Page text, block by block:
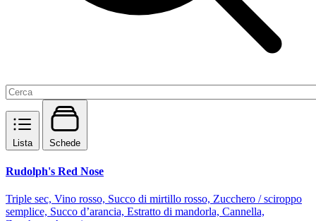
Lista Schede
Rudolph's Red Nose
Triple sec, Vino rosso, Succo di mirtillo rosso, Zucchero / sciroppo
semplice, Succo d’arancia, Estratto di mandorla, Cannella,